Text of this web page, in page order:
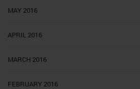
MAY 2016
APRIL 2016
MARCH 2016
FEBRUARY 2016